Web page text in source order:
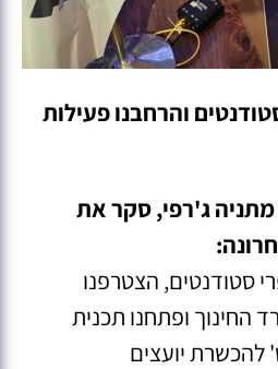
והרחבנו פעילות
ג'רפי, סקר את
סטודנטים, הצטרפנו
החינוך ופתחנו תכנית
להכשרת יועצים